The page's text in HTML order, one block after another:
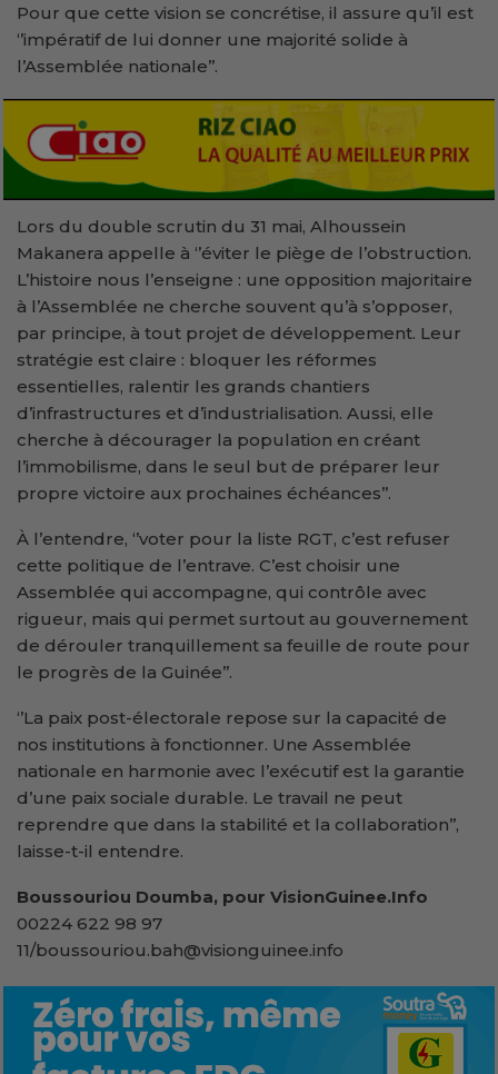
Pour que cette vision se concrétise, il assure qu’il est
‘’impératif de lui donner une majorité solide à
l’Assemblée nationale’’.
Lors du double scrutin du 31 mai, Alhoussein
Makanera appelle à ‘’éviter le piège de l’obstruction.
L’histoire nous l’enseigne : une opposition majoritaire
à l’Assemblée ne cherche souvent qu’à s’opposer,
par principe, à tout projet de développement. Leur
stratégie est claire : bloquer les réformes
essentielles, ralentir les grands chantiers
d’infrastructures et d’industrialisation. Aussi, elle
cherche à décourager la population en créant
l’immobilisme, dans le seul but de préparer leur
propre victoire aux prochaines échéances’’.
À l’entendre, ‘’voter pour la liste RGT, c’est refuser
cette politique de l’entrave. C’est choisir une
Assemblée qui accompagne, qui contrôle avec
rigueur, mais qui permet surtout au gouvernement
de dérouler tranquillement sa feuille de route pour
le progrès de la Guinée’’.
‘’La paix post-électorale repose sur la capacité de
nos institutions à fonctionner. Une Assemblée
nationale en harmonie avec l’exécutif est la garantie
d’une paix sociale durable. Le travail ne peut
reprendre que dans la stabilité et la collaboration’’,
laisse-t-il entendre.
Boussouriou Doumba, pour VisionGuinee.Info
00224 622 98 97
11/boussouriou.bah@visionguinee.info